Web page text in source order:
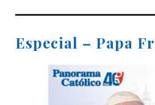
Especial – Papa